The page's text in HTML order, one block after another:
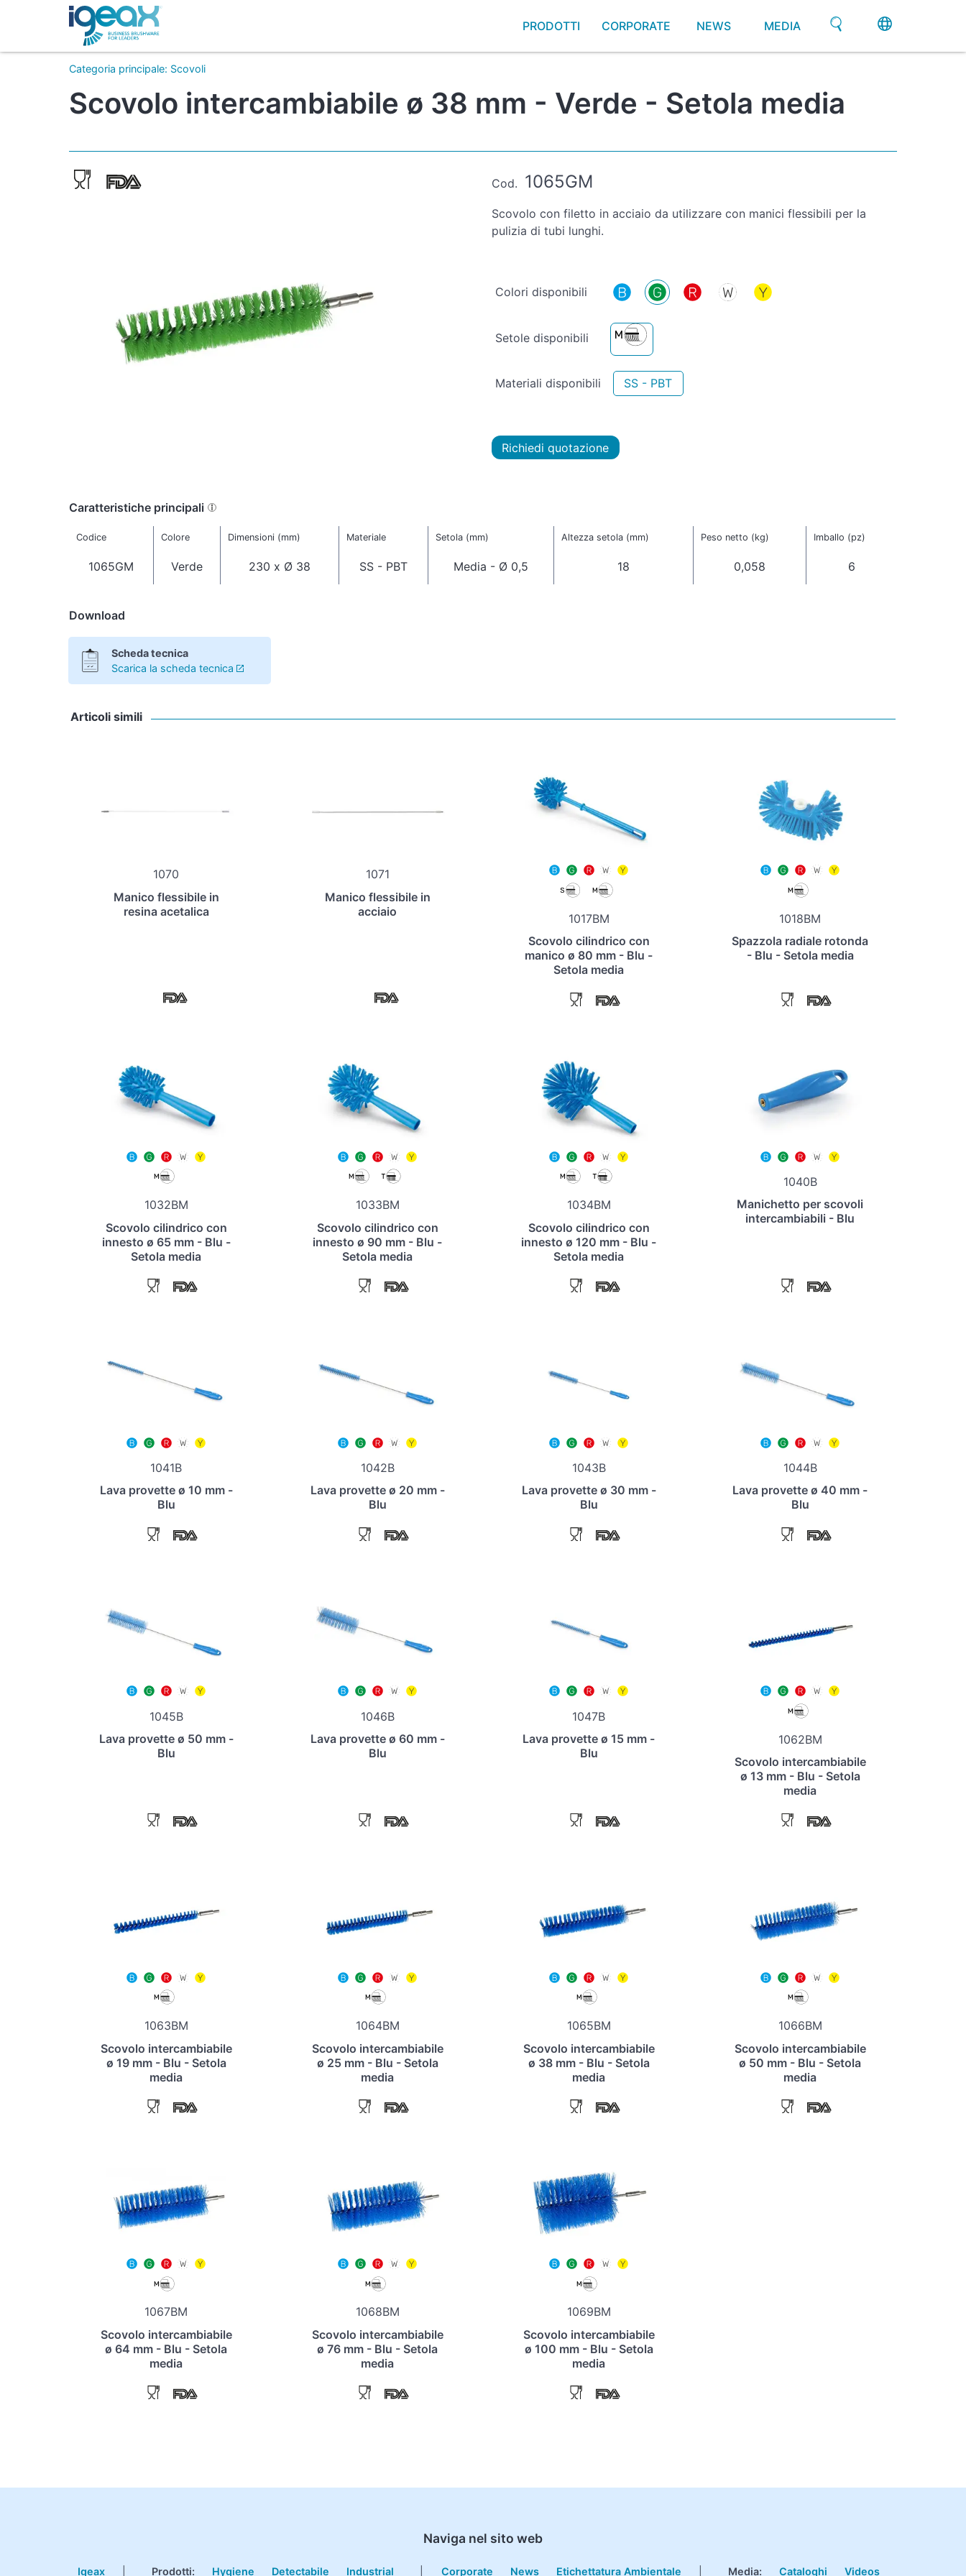
PRODOTTI CORPORATE NEWS MEDIA
Categoria principale: Scovoli
Scovolo intercambiabile ø 38 mm - Verde - Setola media
Cod. 1065GM
Scovolo con filetto in acciaio da utilizzare con manici flessibili per la
pulizia di tubi lunghi.
Colori disponibili
Setole disponibili
Materiali disponibili SS - PBT
Richiedi quotazione
Caratteristiche principali
Codice Colore Dimensioni (mm) Materiale Setola (mm) Altezza setola (mm) Peso netto (kg) Imballo (pz)
1065GM Verde 230 x Ø 38 SS - PBT Media - Ø 0,5 18 0,058 6
Download
Scheda tecnica
Scarica la scheda tecnica
Articoli simili
1070
Manico flessibile in
resina acetalica
1071
Manico flessibile in
acciaio
1017BM
Scovolo cilindrico con
manico ø 80 mm - Blu -
Setola media
1018BM
Spazzola radiale rotonda
- Blu - Setola media
1032BM
Scovolo cilindrico con
innesto ø 65 mm - Blu -
Setola media
1033BM
Scovolo cilindrico con
innesto ø 90 mm - Blu -
Setola media
1034BM
Scovolo cilindrico con
innesto ø 120 mm - Blu -
Setola media
1040B
Manichetto per scovoli
intercambiabili - Blu
1041B
Lava provette ø 10 mm -
Blu
1042B
Lava provette ø 20 mm -
Blu
1043B
Lava provette ø 30 mm -
Blu
1044B
Lava provette ø 40 mm -
Blu
1045B
Lava provette ø 50 mm -
Blu
1046B
Lava provette ø 60 mm -
Blu
1047B
Lava provette ø 15 mm -
Blu
1062BM
Scovolo intercambiabile
ø 13 mm - Blu - Setola
media
1063BM
Scovolo intercambiabile
ø 19 mm - Blu - Setola
media
1064BM
Scovolo intercambiabile
ø 25 mm - Blu - Setola
media
1065BM
Scovolo intercambiabile
ø 38 mm - Blu - Setola
media
1066BM
Scovolo intercambiabile
ø 50 mm - Blu - Setola
media
1067BM
Scovolo intercambiabile
ø 64 mm - Blu - Setola
media
1068BM
Scovolo intercambiabile
ø 76 mm - Blu - Setola
media
1069BM
Scovolo intercambiabile
ø 100 mm - Blu - Setola
media
Naviga nel sito web
Igeax Prodotti: Hygiene Detectabile Industrial Corporate News Etichettatura Ambientale Media: Cataloghi Videos